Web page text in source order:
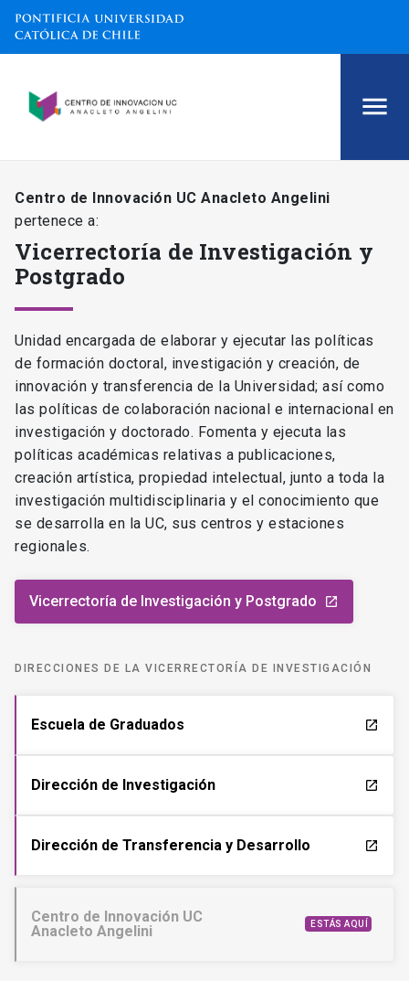
Centro de Innovación UC Anacleto Angelini
pertenece a:
Vicerrectoría de Investigación y
Postgrado
Unidad encargada de elaborar y ejecutar las políticas
de formación doctoral, investigación y creación, de
innovación y transferencia de la Universidad; así como
las políticas de colaboración nacional e internacional en
investigación y doctorado. Fomenta y ejecuta las
políticas académicas relativas a publicaciones,
creación artística, propiedad intelectual, junto a toda la
investigación multidisciplinaria y el conocimiento que
se desarrolla en la UC, sus centros y estaciones
regionales.
Vicerrectoría de Investigación y Postgrado launch
DIRECCIONES DE LA VICERRECTORÍA DE INVESTIGACIÓN
Escuela de Graduados launch
Dirección de Investigación launch
Dirección de Transferencia y Desarrollo launch
Centro de Innovación UC
Anacleto Angelini
ESTÁS AQUÍ